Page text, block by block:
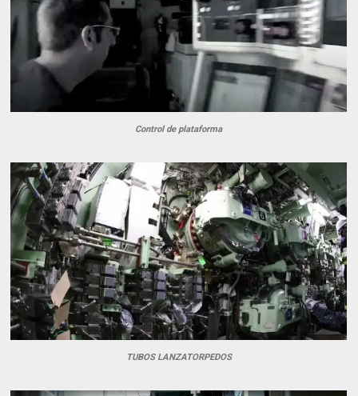
Control de plataforma
TUBOS LANZATORPEDOS